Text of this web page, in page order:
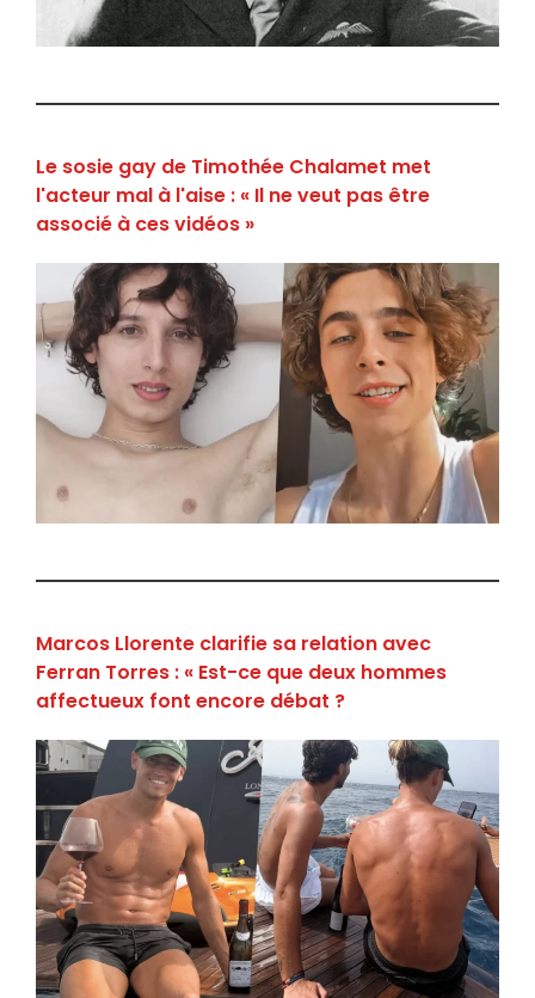
Le sosie gay de Timothée Chalamet met
l'acteur mal à l'aise : « Il ne veut pas être
associé à ces vidéos »
Marcos Llorente clarifie sa relation avec
Ferran Torres : « Est-ce que deux hommes
affectueux font encore débat ?